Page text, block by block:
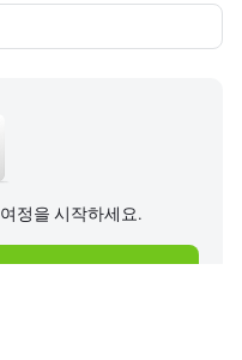
정을 시작하세요.